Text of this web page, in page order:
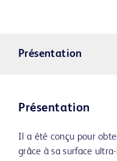
Présentation
Présentation
Il a été conçu pour
grâce à sa surface